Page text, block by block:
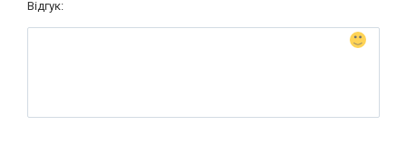
Відгук: